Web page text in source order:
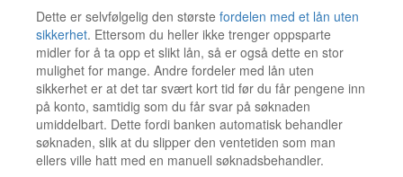
Dette er selvfølgelig den største fordelen med et lån uten
sikkerhet. Ettersom du heller ikke trenger oppsparte
midler for å ta opp et slikt lån, så er også dette en stor
mulighet for mange. Andre fordeler med lån uten
sikkerhet er at det tar svært kort tid før du får pengene inn
på konto, samtidig som du får svar på søknaden
umiddelbart. Dette fordi banken automatisk behandler
søknaden, slik at du slipper den ventetiden som man
ellers ville hatt med en manuell søknadsbehandler.